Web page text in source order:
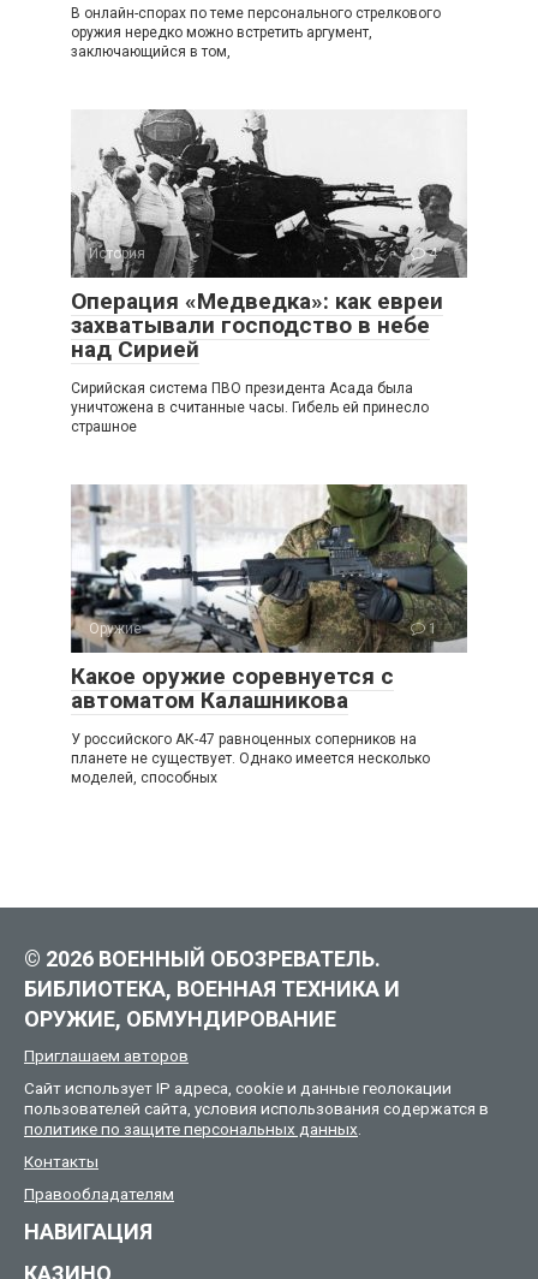
В онлайн-спорах по теме персонального стрелкового
оружия нередко можно встретить аргумент,
заключающийся в том,
История 4
Операция «Медведка»: как евреи
захватывали господство в небе
над Сирией
Сирийская система ПВО президента Асада была
уничтожена в считанные часы. Гибель ей принесло
страшное
Оружие 1
Какое оружие соревнуется с
автоматом Калашникова
У российского АК-47 равноценных соперников на
планете не существует. Однако имеется несколько
моделей, способных
© 2026 ВОЕННЫЙ ОБОЗРЕВАТЕЛЬ.
БИБЛИОТЕКА, ВОЕННАЯ ТЕХНИКА И
ОРУЖИЕ, ОБМУНДИРОВАНИЕ
Приглашаем авторов
Сайт использует IP адреса, cookie и данные геолокации
пользователей сайта, условия использования содержатся в
политике по защите персональных данных
Контакты
Правообладателям
НАВИГАЦИЯ
КАЗИНО